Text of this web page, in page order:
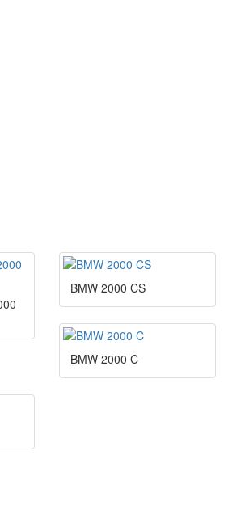
BMW 2000 CS
BMW 2000 C